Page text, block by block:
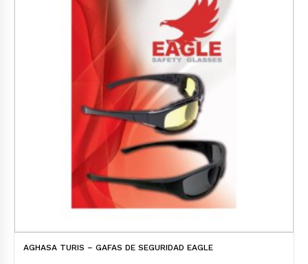
AGHASA TURIS – GAFAS DE SEGURIDAD EAGLE